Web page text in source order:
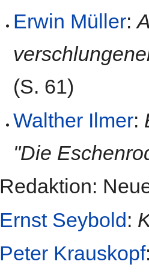
Erwin Müller:
(S. 61)
Walther Ilmer:
"Die
Redaktion:
Ernst Seybold:
Peter Krauskopf